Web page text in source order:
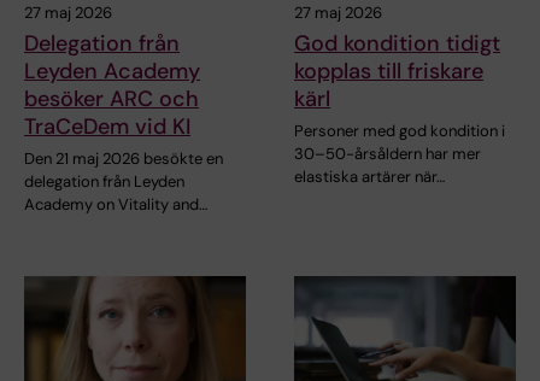
27 maj 2026
Delegation från
Leyden Academy
besöker ARC och
TraCeDem vid KI
Den 21 maj 2026 besökte en
delegation från Leyden
Academy on Vitality and…
27 maj 2026
God kondition tidigt
kopplas till friskare
kärl
Personer med god kondition i
30–50-årsåldern har mer
elastiska artärer när…